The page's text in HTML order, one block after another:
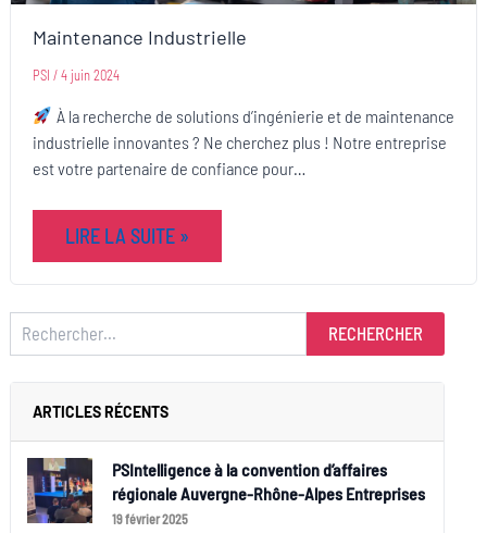
Maintenance Industrielle
PSI /4 juin 2024
À la recherche de solutions d’ingénierie et de maintenance
industrielle innovantes ? Ne cherchez plus ! Notre entreprise
est votre partenaire de confiance pour…
LIRE LA SUITE »
RECHERCHER
ARTICLES RÉCENTS
PSIntelligence à la convention d’affaires
régionale Auvergne-Rhône-Alpes Entreprises
19 février 2025